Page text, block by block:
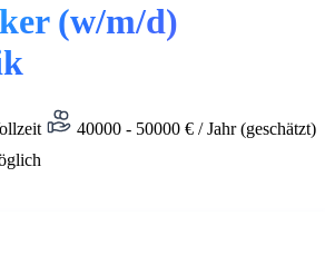
(w/m/d)
40000 - 50000 € / Jahr (geschätzt)